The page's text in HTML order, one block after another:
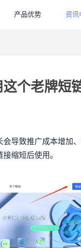
产品优势 资讯
个老牌短
导致推广成本增加
缩短后使用。